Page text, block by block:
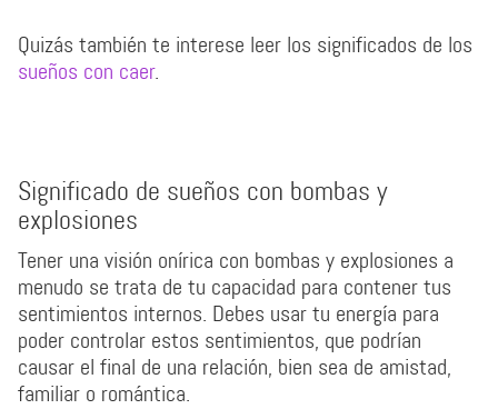
Quizás también te interese leer los significados de los
sueños con caer.
Significado de sueños con bombas y
explosiones
Tener una visión onírica con bombas y explosiones a
menudo se trata de tu capacidad para contener tus
sentimientos internos. Debes usar tu energía para
poder controlar estos sentimientos, que podrían
causar el final de una relación, bien sea de amistad,
familiar o romántica.